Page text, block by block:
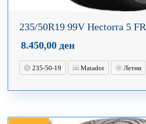
235/50R19 99V Hectorra 5 FR
8.450,00 ден
235-50-19 Matador Летни